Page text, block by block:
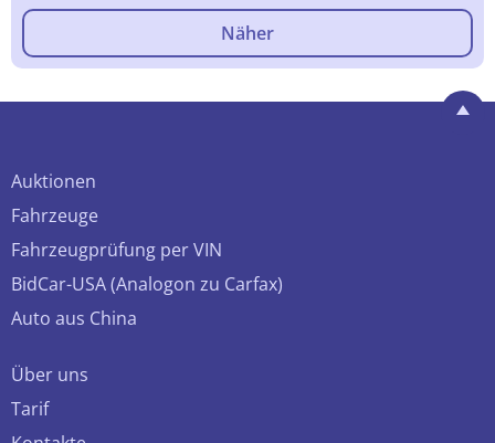
Näher
Auktionen
Fahrzeuge
Fahrzeugprüfung per VIN
BidCar-USA (Analogon zu Carfax)
Auto aus China
Über uns
Tarif